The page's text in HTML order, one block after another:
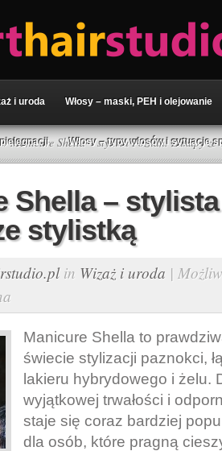
i uroda Włosy – maski, PEH i olejowanie
Włosy – typy włosów i sytuacje
» Manicure Shella – stylista Poznań. Zakupy ze
Shella –
stylistką
in Wizaż i uroda |
Manicure Shella to
świecie stylizacji paznokci,
lakieru hybrydowego i żelu.
wyjątkowej trwałości i
staje się coraz bardziej
dla osób, które pragną